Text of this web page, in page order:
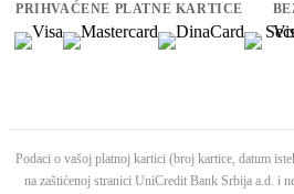
PRIHVAĆENE PLATNE KARTICE
Podaci o vašoj platnoj kartici (broj kartice, datum
na zaštićenoj stranici UniCredit Bank Srbija a.d. i